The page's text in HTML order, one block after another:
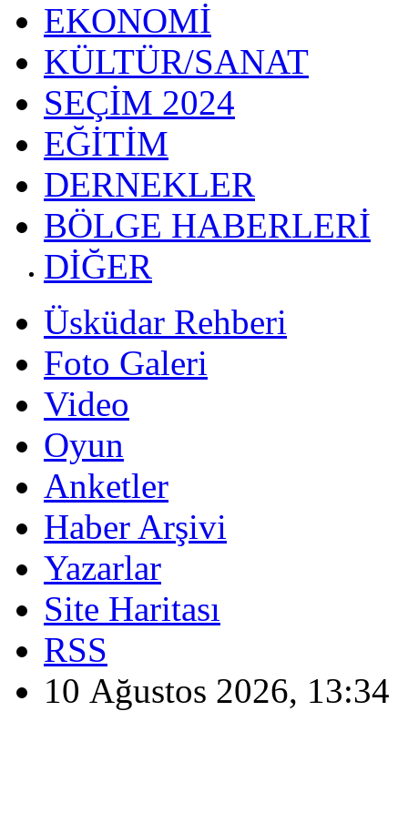
EKONOMİ
KÜLTÜR/SANAT
SEÇİM 2024
EĞİTİM
DERNEKLER
BÖLGE HABERLERİ
DİĞER
Üsküdar Rehberi
Foto Galeri
Video
Oyun
Anketler
Haber Arşivi
Yazarlar
Site Haritası
RSS
10 Ağustos 2026, 13:34